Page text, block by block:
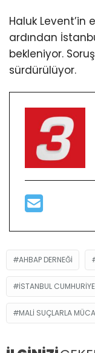
Haluk
ardından
bekleniyor.
sürdürülüyor.
AHBAP DERNEĞI
ISTANBUL
MALI SUÇLARLA